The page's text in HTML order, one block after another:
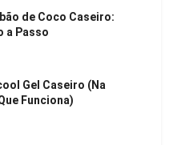
de Coco Caseiro:
a Passo
Gel Caseiro (Na
Funciona)